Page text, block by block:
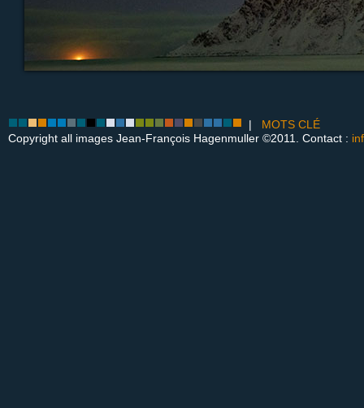
| MOTS CLÉ
Copyright all images Jean-François Hagenmuller ©2011. Contact :